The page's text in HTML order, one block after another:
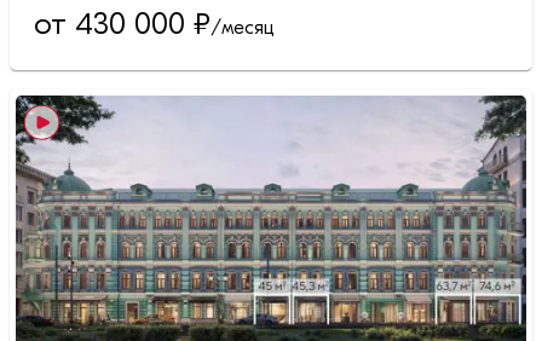
от 430 000 ₽/месяц